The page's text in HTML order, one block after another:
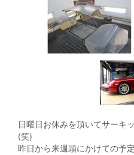
日曜日お休みを頂いてサーキ
(笑)
昨日から来週頭にかけての予